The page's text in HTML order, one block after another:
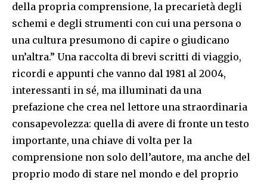
della propria comprensione, la precarietà degli
schemi e degli strumenti con cui una persona o
una cultura presumono di capire o giudicano
un’altra.” Una raccolta di brevi scritti di viaggio,
ricordi e appunti che vanno dal 1981 al 2004,
interessanti in sé, ma illuminati da una
prefazione che crea nel lettore una straordinaria
consapevolezza: quella di avere di fronte un testo
importante, una chiave di volta per la
comprensione non solo dell’autore, ma anche del
proprio modo di stare nel mondo e del proprio